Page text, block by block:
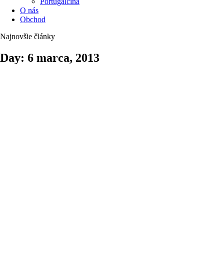
O nás
Obchod
Najnovšie články
Day: 6 marca, 2013